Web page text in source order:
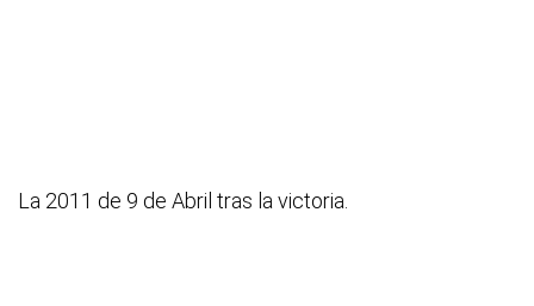
La 2011 de 9 de Abril tras la victoria.